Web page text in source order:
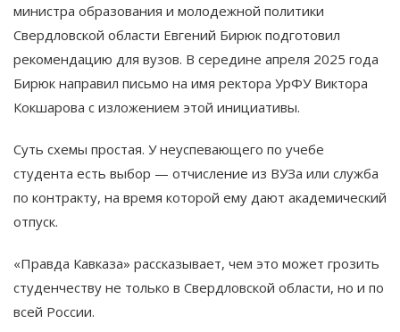
министра образования и молодежной политики
Свердловской области Евгений Бирюк подготовил
рекомендацию для вузов. В середине апреля 2025 года
Бирюк направил письмо на имя ректора УрФУ Виктора
Кокшарова с изложением этой инициативы​.
Суть схемы простая. У неуспевающего по учебе
студента есть выбор — отчисление из ВУЗа или служба
по контракту, на время которой ему дают академический
отпуск.
«Правда Кавказа» рассказывает, чем это может грозить
студенчеству не только в Свердловской области, но и по
всей России.